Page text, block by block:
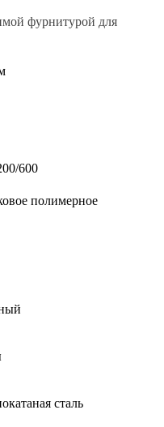
фурнитурой для
600
полимерное
сталь